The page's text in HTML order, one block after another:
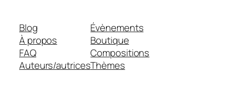
Blog
À propos
FAQ
Auteurs/autrices
Évènements
Boutique
Compositions
Thèmes